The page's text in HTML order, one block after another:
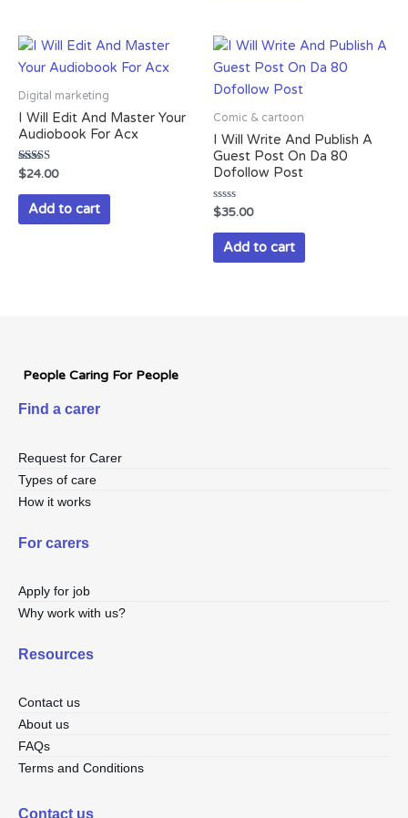
Digital marketing
I Will Edit And Master Your
Audiobook For Acx
Rated
3.50
out of 5
$24.00
Add to cart
Comic & cartoon
I Will Write And Publish A
Guest Post On Da 80
Dofollow Post
Rated
0
out
$35.00
Add to cart
People Caring For People
Find a carer
Request for Carer
Types of care
How it works
For carers
Apply for job
Why work with us?
Resources
Contact us
About us
FAQs
Terms and Conditions
Contact us